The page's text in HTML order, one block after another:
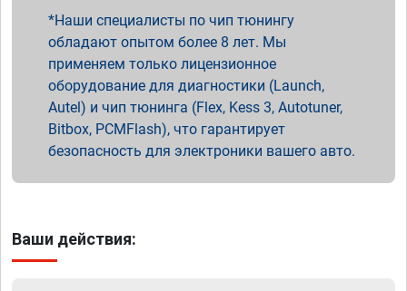
Наши специалисты по чип тюнингу
обладают опытом более 8 лет. Мы
применяем только лицензионное
оборудование для диагностики (Launch,
Autel) и чип тюнинга (Flex, Kess 3, Autotuner,
Bitbox, PCMFlash), что гарантирует
безопасность для электроники вашего авто.
Ваши действия: